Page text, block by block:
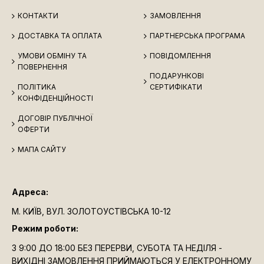
КОНТАКТИ
ДОСТАВКА ТА ОПЛАТА
УМОВИ ОБМІНУ ТА
ПОВЕРНЕННЯ
ПОЛІТИКА
КОНФІДЕНЦІЙНОСТІ
ДОГОВІР ПУБЛІЧНОЇ
ОФЕРТИ
МАПА САЙТУ
ЗАМОВЛЕННЯ
ПАРТНЕРСЬКА ПРОГРАМА
ПОВІДОМЛЕННЯ
ПОДАРУНКОВІ
СЕРТИФІКАТИ
Адреса:
М. КИЇВ, ВУЛ. ЗОЛОТОУСТІВСЬКА 10-12
Режим роботи:
З 9:00 ДО 18:00 БЕЗ ПЕРЕРВИ, СУБОТА ТА НЕДІЛЯ -
ВИХІДНІ ЗАМОВЛЕННЯ ПРИЙМАЮТЬСЯ У ЕЛЕКТРОННОМУ